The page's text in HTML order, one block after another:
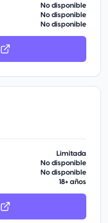
No disponible
No disponible
No disponible
Limitada
No disponible
No disponible
18+ años